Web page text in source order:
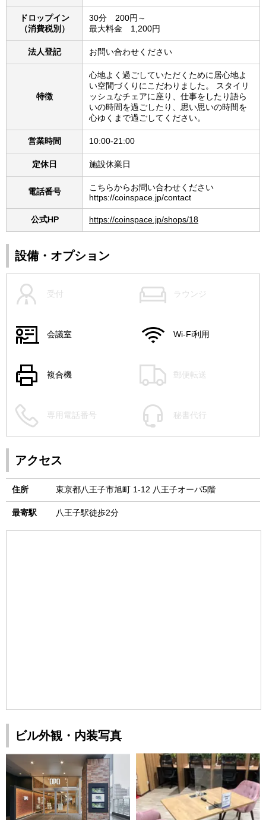
ドロップイン
（消費税別）
30分 200円～
最大料金 1,200円
法人登記 お問い合わせください
特徴
心地よく過ごしていただくために居心地よ
い空間づくりにこだわりました。 スタイリ
ッシュなチェアに座り、仕事をしたり語ら
いの時間を過ごしたり、思い思いの時間を
心ゆくまで過ごしてください。
営業時間 10:00-21:00
定休日 施設休業日
電話番号
こちらからお問い合わせください
https://coinspace.jp/contact
公式HP https://coinspace.jp/shops/18
設備・オプション
受付 ラウンジ
会議室 Wi-Fi利用
複合機 郵便転送
専用電話番号 秘書代行
アクセス
住所 東京都八王子市旭町 1-12 八王子オーパ5階
最寄駅 八王子駅徒歩2分
ビル外観・内装写真